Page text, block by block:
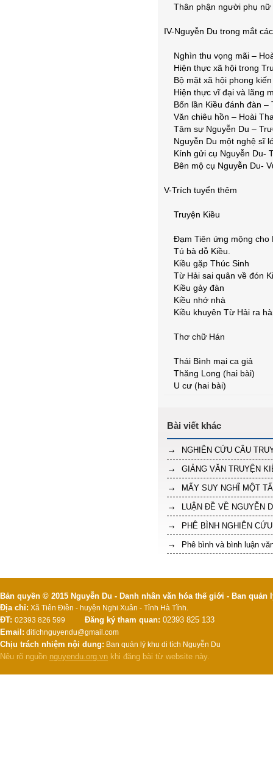
Thân phận người phụ nữ
IV-Nguyễn Du trong mắt
Nghìn thu vọng mãi –
Hiện thực xã hội trong
Bộ mặt xã hội phong kiến
Hiện thực vĩ đại và lãng
Bốn lần Kiều đánh đàn –
Văn chiêu hồn – Hoài
Tâm sự Nguyễn Du –
Nguyễn Du một nghệ sĩ
Kính gửi cụ Nguyễn Du-
Bên mộ cụ Nguyễn Du-
V-Trích tuyển thêm
Truyện Kiều
Đạm Tiên ứng mộng cho
Tú bà dỗ Kiều.
Kiều gặp Thúc Sinh
Từ Hải sai quân về đón
Kiều gảy đàn
Kiều nhớ nhà
Kiều khuyên Từ Hải ra
Thơ chữ Hán
Thái Bình mại ca giả
Thăng Long (hai bài)
U cư (hai bài)
NGHIÊN CỨU CÂU
GIẢNG VĂN TRUYỆN
MẤY SUY NGHĨ MỘT
LUẬN ĐỀ VỀ NGUYỄN
PHÊ BÌNH NGHIÊN
Phê bình và bình luận
Bản quyền © 2015 Nguyễn Du - Danh nhân văn hóa thế giới - Ban
Địa chỉ: Xã Tiên Điền - huyện Nghi Xuân - Tỉnh Hà Tĩnh.
ĐT: 02393 826 599 Đăng ký tham quan: 02393 825 133
Email: ditichnguyendu@gmail.com
Chịu trách nhiệm nội dung: Ban quản lý khu di tích Nguyễn Du
Nêu rõ nguồn nguyendu.org.vn khi đăng bài từ website này.